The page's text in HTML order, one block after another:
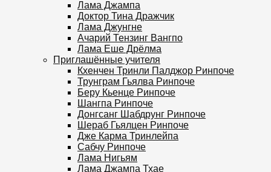
Лама Джампа
Доктор Тина Дражчик
Лама Джунгне
Ачарий Тензинг Вангпо
Лама Еше Дрёлма
Приглашённые учителя
Кхенчен Тринли Палджор Ринпоче
Трунграм Гьялва Ринпоче
Беру Кьенце Ринпоче
Шангпа Ринпоче
Донгсанг Шабдрунг Ринпоче
Шераб Гьялцен Ринпоче
Дже Карма Тринлейпа
Сабчу Ринпоче
Лама Нигьям
Лама Джампа Тхае